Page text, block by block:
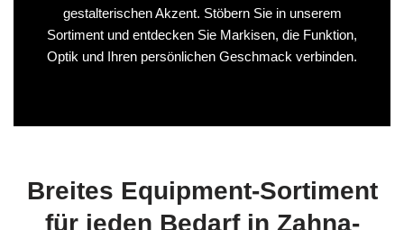
gestalterischen Akzent. Stöbern Sie in unserem
Sortiment und entdecken Sie Markisen, die Funktion,
Optik und Ihren persönlichen Geschmack verbinden.
Breites Equipment-Sortiment
für jeden Bedarf in Zahna-